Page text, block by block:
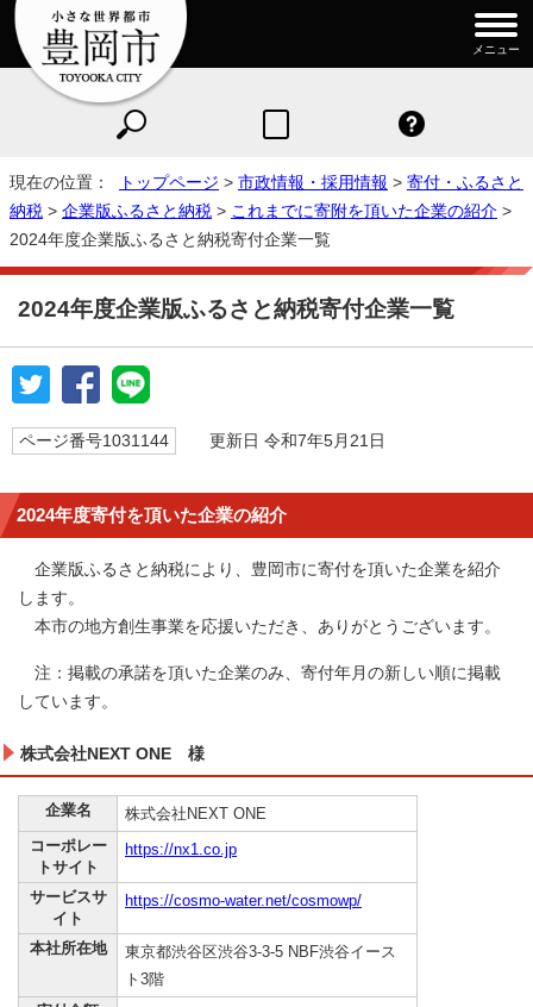
メニュー
現在の位置： トップページ > 市政情報・採用情報 > 寄付・ふるさと
納税 > 企業版ふるさと納税 > これまでに寄附を頂いた企業の紹介 >
2024年度企業版ふるさと納税寄付企業一覧
2024年度企業版ふるさと納税寄付企業一覧
ページ番号1031144 更新日 令和7年5月21日
2024年度寄付を頂いた企業の紹介
企業版ふるさと納税により、豊岡市に寄付を頂いた企業を紹介
します。
本市の地方創生事業を応援いただき、ありがとうございます。
注：掲載の承諾を頂いた企業のみ、寄付年月の新しい順に掲載
しています。
株式会社NEXT ONE 様
企業名
株式会社NEXT ONE
コーポレー
トサイト
https://nx1.co.jp
サービスサ
イト
https://cosmo-water.net/cosmowp/
本社所在地
東京都渋谷区渋谷3-3-5 NBF渋谷イース
ト3階